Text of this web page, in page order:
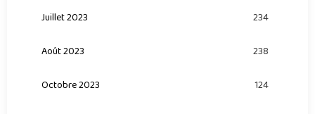
Juillet 2023 234
Août 2023 238
Octobre 2023 124